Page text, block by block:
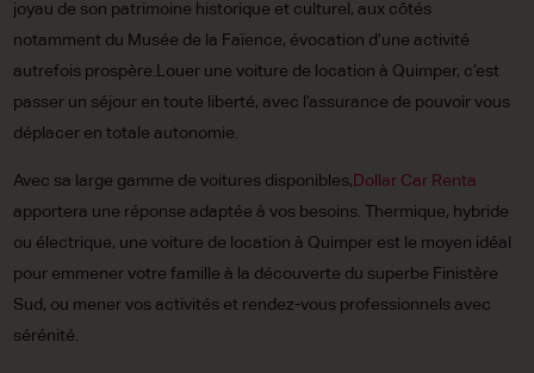
joyau de son patrimoine historique et culturel, aux côtés
notamment du Musée de la Faïence, évocation d’une activité
autrefois prospère.Louer une voiture de location à Quimper, c’est
passer un séjour en toute liberté, avec l’assurance de pouvoir vous
déplacer en totale autonomie.
Avec sa large gamme de voitures disponibles, Dollar Car Renta
apportera une réponse adaptée à vos besoins. Thermique, hybride
ou électrique, une voiture de location à Quimper est le moyen idéal
pour emmener votre famille à la découverte du superbe Finistère
Sud, ou mener vos activités et rendez-vous professionnels avec
sérénité.